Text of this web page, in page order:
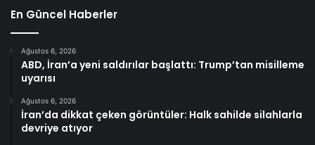
En Güncel Haberler
Ağustos 6, 2026
ABD, İran’a yeni saldırılar başlattı: Trump’tan misilleme
uyarısı
Ağustos 6, 2026
İran’da dikkat çeken görüntüler: Halk sahilde silahlarla
devriye atıyor